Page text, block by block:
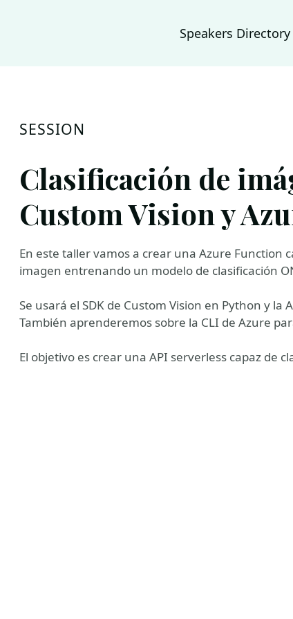
Speakers Directory
SESSION
Clasificación de
Custom Vision y
En este taller vamos a crear una Azure Function
imagen entrenando un modelo de clasificación
Se usará el SDK de Custom Vision en Python y
También aprenderemos sobre la CLI de Azure
El objetivo es crear una API serverless capaz de